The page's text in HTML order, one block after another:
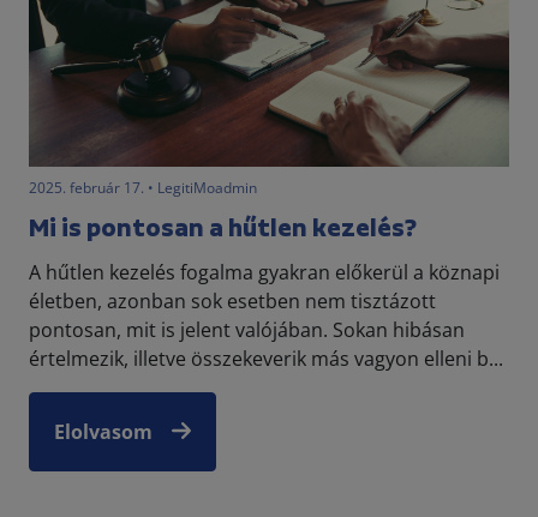
2025. február 17. • LegitiMoadmin
Mi is pontosan a hűtlen kezelés?
A hűtlen kezelés fogalma gyakran előkerül a köznapi
életben, azonban sok esetben nem tisztázott
pontosan, mit is jelent valójában. Sokan hibásan
értelmezik, illetve összekeverik más vagyon elleni b...
Elolvasom